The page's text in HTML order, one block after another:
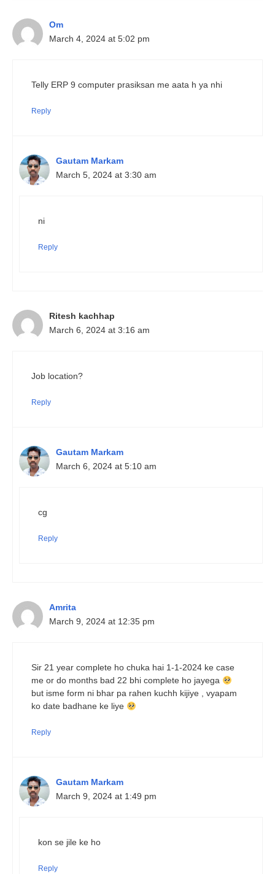
Om
March 4, 2024 at 5:02 pm
Telly ERP 9 computer prasiksan me aata h ya nhi
Reply
Gautam Markam
March 5, 2024 at 3:30 am
ni
Reply
Ritesh kachhap
March 6, 2024 at 3:16 am
Job location?
Reply
Gautam Markam
March 6, 2024 at 5:10 am
cg
Reply
Amrita
March 9, 2024 at 12:35 pm
Sir 21 year complete ho chuka hai 1-1-2024 ke case
me or do months bad 22 bhi complete ho jayega
but isme form ni bhar pa rahen kuchh kijiye , vyapam
ko date badhane ke liye
Reply
Gautam Markam
March 9, 2024 at 1:49 pm
kon se jile ke ho
Reply